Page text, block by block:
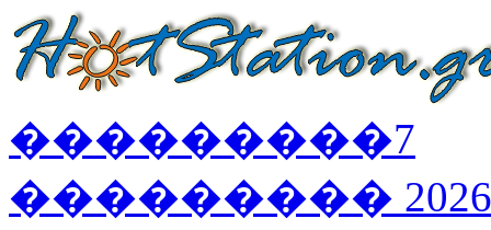
���������7
��������� 2026